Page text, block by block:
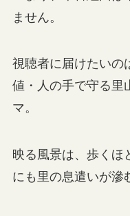
ません。
視聴者に届けたいの
値・人の手で守る里
マ。
映る風景は、歩くほ
にも里の息遣いが滲